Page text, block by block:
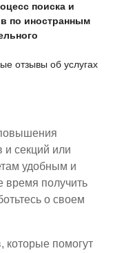
поиска и
по иностранным
отзывы об услугах
и секций или
удобным и
получить
о своем
которые помогут